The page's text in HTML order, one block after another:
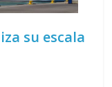
su escala